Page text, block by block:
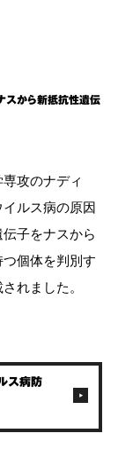
スから新抵抗性遺伝
攻のナディ
ルス病の原因
子をナスから
個体を判別す
れました。
ス病防